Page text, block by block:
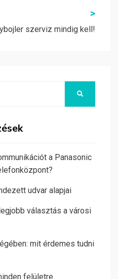
>
szerviz mindig kell!
a Panasonic
udvar alapjai
választás a városi
mit érdemes tudni
felületre